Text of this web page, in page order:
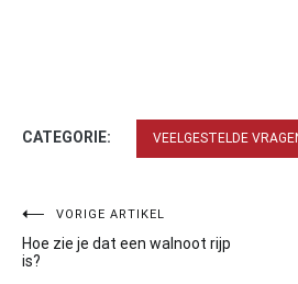
CATEGORIE: VEELGESTELDE
Bericht
navigatie
VORIGE ARTIKEL
Hoe zie je dat een walnoot rijp
is?